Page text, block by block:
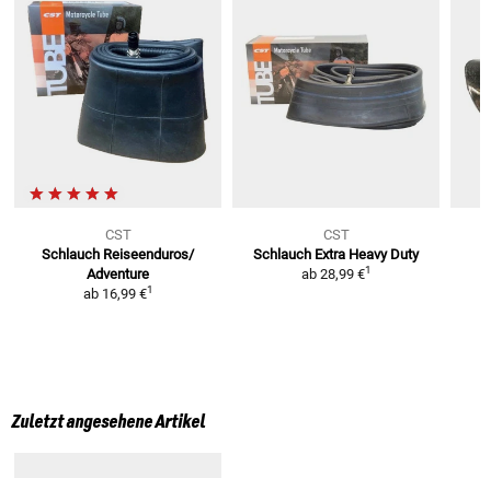
CST
Schlauch Reiseenduros/
Adventure
ab 16,99 €1
CST
Schlauch Extra Heavy Duty
ab 28,99 €1
Zuletzt angesehene Artikel